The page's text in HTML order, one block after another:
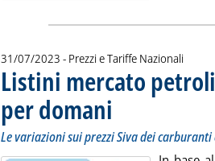
31/07/2023 - Prezzi e Tariffe Nazionali
Listini mercato
per domani . Sottotitolo: Le
. Pubblicata lunedì 31
Le variazioni sui prezzi Siva dei